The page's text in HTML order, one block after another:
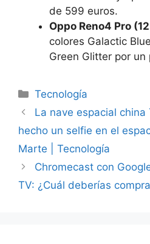
de 599 euros.
Oppo Reno4 Pro
colores Galactic
Green Glitter por
Categorías
Tecnología
La nave espacial china
hecho un selfie en el
Marte | Tecnología
Chromecast con
TV: ¿Cuál deberías